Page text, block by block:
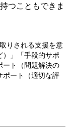
つこともできま
りされる支援を意
）」「手段的サポ
ート（問題解決の
ポート（適切な評